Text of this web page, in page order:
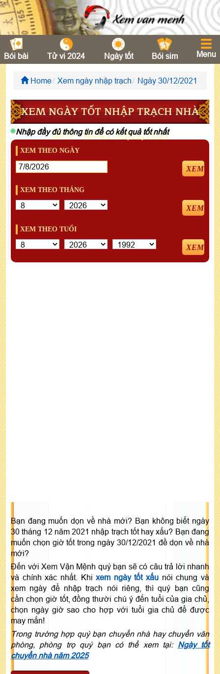
Bói bài Tử vi 2024 Ngày tốt Bói sim Menu
Home Xem ngày nhập trạch Ngày 30/12/2021
XEM NGÀY TỐT NHẬP TRẠCH NHÀ
MỚI - NGÀY 30/12/2021
Nhập đầy đủ thông tin để có kết quả tốt nhất
XEM THEO NGÀY
XEM
XEM THEO THÁNG
XEM
XEM THEO TUỔI
XEM
Bạn đang muốn dọn về nhà mới? Bạn không biết ngày
30 tháng 12 năm 2021 nhập trạch tốt hay xấu? Bạn đang
muốn chọn giờ tốt trong ngày 30/12/2021 đề dọn về nhà
mới?
Đến với Xem Vận Mệnh quý bạn sẽ có câu trả lời nhanh
và chính xác nhất. Khixem ngày tốt xấu nói chung và
xem ngày để nhập trạch nói riêng, thì quý bạn cũng
cần chọn giờ tốt, đồng thười chú ý đến tuổi của gia chủ,
chọn ngày giờ sao cho hợp với tuổi gia chủ để được
may mắn!
Trong trường hợp quý bạn chuyển nhà hay chuyển văn
phòng, phòng trọ quý bạn có thể xem tại: Ngày tốt
chuyển nhà năm 2025